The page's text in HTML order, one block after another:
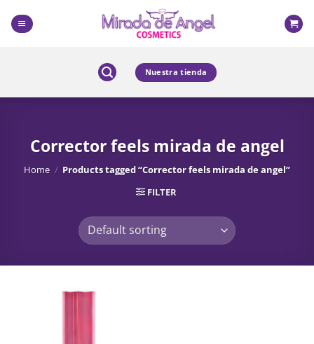
content
Nuestra tienda
Corrector feels mirada de angel
Home / Products tagged “Corrector feels mirada de angel”
FILTER